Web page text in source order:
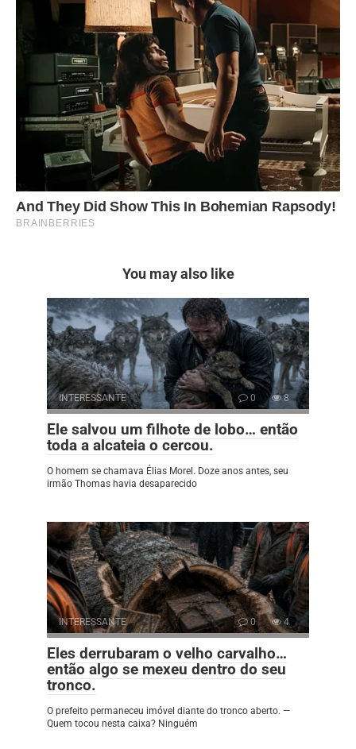
You may also like
INTERESSANTE 0 8
Ele salvou um filhote de lobo… então
toda a alcateia o cercou.
O homem se chamava Élias Morel. Doze anos antes, seu
irmão Thomas havia desaparecido
INTERESSANTE 0 4
Eles derrubaram o velho carvalho…
então algo se mexeu dentro do seu
tronco.
O prefeito permaneceu imóvel diante do tronco aberto. —
Quem tocou nesta caixa? Ninguém